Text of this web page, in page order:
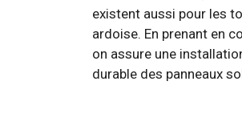
existent aussi pour les
ardoise. En prenant en
on assure une
durable des panneaux